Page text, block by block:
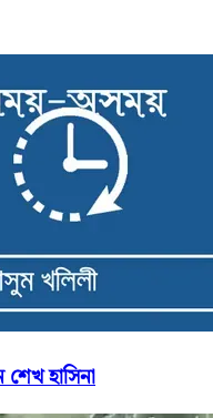
হাসিনা